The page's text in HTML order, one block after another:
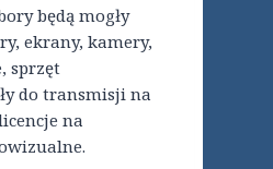
będą mogły
ekrany, kamery,
sprzęt
do transmisji na
na